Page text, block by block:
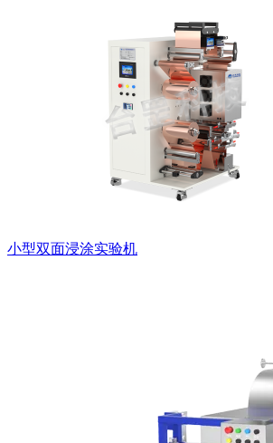
小型双面浸涂实验机